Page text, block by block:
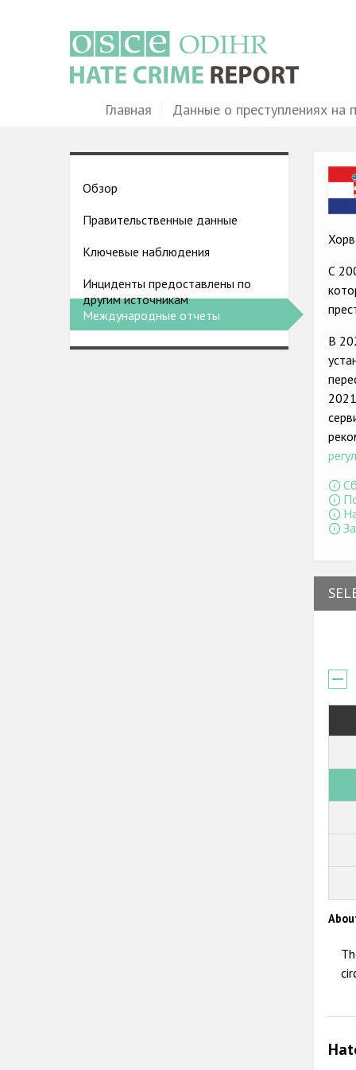
MainГлавная Данные о преступлениях на
Country
menu
Обзор
Правительственные данные
Ключевые наблюдения
Инциденты предоставлены по
другим источникам
Международные отчеты
С
В